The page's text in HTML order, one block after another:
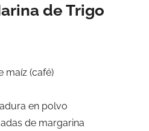
de Trigo
maíz (café)
en polvo
de margarina